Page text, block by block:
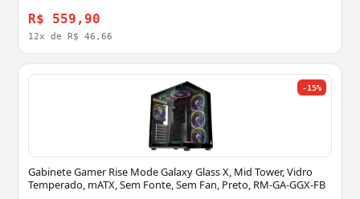
R$ 559,90
12x de R$ 46,66
-15%
Gabinete Gamer Rise Mode Galaxy Glass X, Mid Tower, Vidro
Temperado, mATX, Sem Fonte, Sem Fan, Preto, RM-GA-GGX-FB